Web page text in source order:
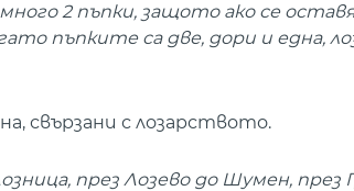
2 пъпки, защото ако се
пъпките са две, дори и една,
свързани с лозарството.
през Лозево до Шумен, през